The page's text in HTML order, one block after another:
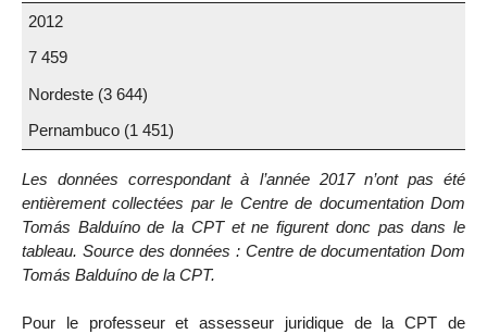
2012
7 459
Nordeste (3 644)
Pernambuco (1 451)
Les données correspondant à l’année 2017 n’ont pas été
entièrement collectées par le Centre de documentation Dom
Tomás Balduíno de la CPT et ne figurent donc pas dans le
tableau. Source des données : Centre de documentation Dom
Tomás Balduíno de la CPT.
Pour le professeur et assesseur juridique de la CPT de